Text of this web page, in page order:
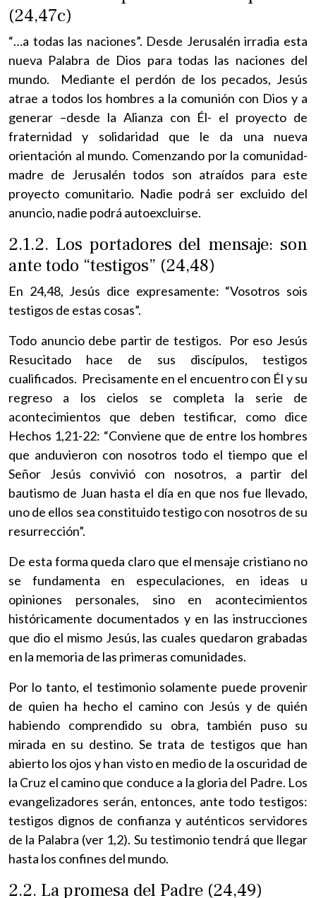
(24,47c)
“…a todas las naciones”. Desde Jerusalén irradia esta
nueva Palabra de Dios para todas las naciones del
mundo. Mediante el perdón de los pecados, Jesús
atrae a todos los hombres a la comunión con Dios y a
generar –desde la Alianza con Él- el proyecto de
fraternidad y solidaridad que le da una nueva
orientación al mundo. Comenzando por la comunidad-
madre de Jerusalén todos son atraídos para este
proyecto comunitario. Nadie podrá ser excluido del
anuncio, nadie podrá autoexcluirse.
2.1.2. Los portadores del mensaje: son
ante todo “testigos” (24,48)
En 24,48, Jesús dice expresamente: “Vosotros sois
testigos de estas cosas”.
Todo anuncio debe partir de testigos. Por eso Jesús
Resucitado hace de sus discípulos, testigos
cualificados. Precisamente en el encuentro con Él y su
regreso a los cielos se completa la serie de
acontecimientos que deben testificar, como dice
Hechos 1,21-22: “Conviene que de entre los hombres
que anduvieron con nosotros todo el tiempo que el
Señor Jesús convivió con nosotros, a partir del
bautismo de Juan hasta el día en que nos fue llevado,
uno de ellos sea constituido testigo con nosotros de su
resurrección”.
De esta forma queda claro que el mensaje cristiano no
se fundamenta en especulaciones, en ideas u
opiniones personales, sino en acontecimientos
históricamente documentados y en las instrucciones
que dio el mismo Jesús, las cuales quedaron grabadas
en la memoria de las primeras comunidades.
Por lo tanto, el testimonio solamente puede provenir
de quien ha hecho el camino con Jesús y de quién
habiendo comprendido su obra, también puso su
mirada en su destino. Se trata de testigos que han
abierto los ojos y han visto en medio de la oscuridad de
la Cruz el camino que conduce a la gloria del Padre. Los
evangelizadores serán, entonces, ante todo testigos:
testigos dignos de confianza y auténticos servidores
de la Palabra (ver 1,2). Su testimonio tendrá que llegar
hasta los confines del mundo.
2.2. La promesa del Padre (24,49)